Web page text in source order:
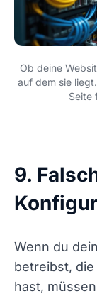
Ob deine
auf dem sie
Seite
9.
Wenn du
betreibst,
hast,